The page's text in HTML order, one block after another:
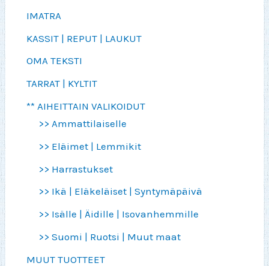
IMATRA
KASSIT | REPUT | LAUKUT
OMA TEKSTI
TARRAT | KYLTIT
** AIHEITTAIN VALIKOIDUT
>> Ammattilaiselle
>> Eläimet | Lemmikit
>> Harrastukset
>> Ikä | Eläkeläiset | Syntymäpäivä
>> Isälle | Äidille | Isovanhemmille
>> Suomi | Ruotsi | Muut maat
MUUT TUOTTEET